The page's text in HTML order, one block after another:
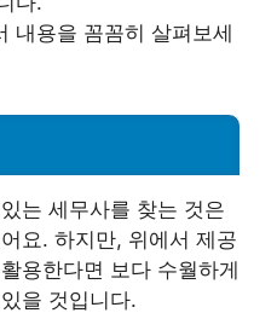
내용을 꼼꼼히 살펴보세
는 세무사를 찾는 것은
요. 하지만, 위에서 제공
용한다면 보다 수월하게
을 것입니다.